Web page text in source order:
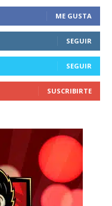
and
email.
ME GUSTA
SEGUIR
SEGUIR
SUSCRIBIRTE